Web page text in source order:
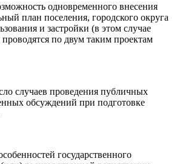
одновременного внесения
план поселения, городского округа
и застройки (в этом случае
по двум таким проектам
случаев проведения публичных
обсуждений при подготовке
государственного